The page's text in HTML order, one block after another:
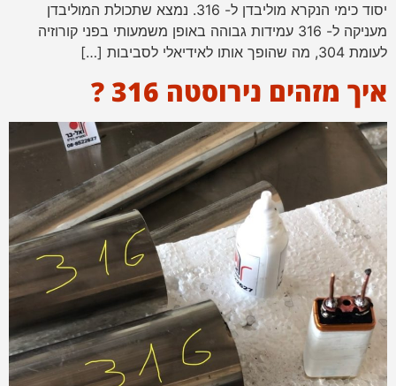
יסוד כימי הנקרא מוליבדן ל- 316. נמצא שתכולת המוליבדן
מעניקה ל- 316 עמידות גבוהה באופן משמעותי בפני קורוזיה
לעומת 304, מה שהופך אותו לאידיאלי לסביבות […]
איך מזהים נירוסטה 316 ?